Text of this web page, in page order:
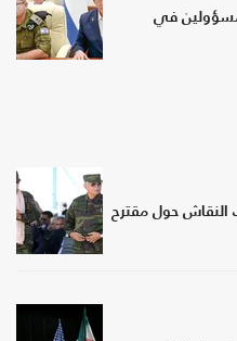
من كبار المسؤولين في
النقاش حول مقترح